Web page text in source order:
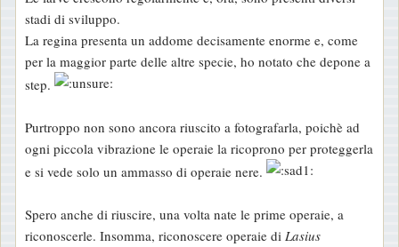
stadi di sviluppo.
La regina presenta un addome decisamente enorme e, come
per la maggior parte delle altre specie, ho notato che depone a
step.
Purtroppo non sono ancora riuscito a fotografarla, poichè ad
ogni piccola vibrazione le operaie la ricoprono per proteggerla
e si vede solo un ammasso di operaie nere.
Spero anche di riuscire, una volta nate le prime operaie, a
riconoscerle. Insomma, riconoscere operaie di Lasius